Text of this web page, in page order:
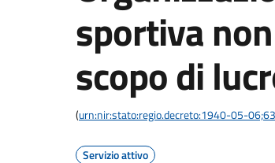
sportiva
scopo di
(urn:nir:stato:regio.decreto:1940-05-
Servizio attivo